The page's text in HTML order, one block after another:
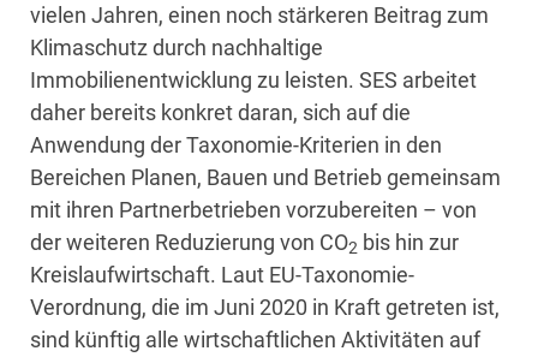
vielen Jahren, einen noch stärkeren Beitrag zum
Klimaschutz durch nachhaltige
Immobilienentwicklung zu leisten. SES arbeitet
daher bereits konkret daran, sich auf die
Anwendung der Taxonomie-Kriterien in den
Bereichen Planen, Bauen und Betrieb gemeinsam
mit ihren Partnerbetrieben vorzubereiten – von
der weiteren Reduzierung von CO2 bis hin zur
Kreislaufwirtschaft. Laut EU-Taxonomie-
Verordnung, die im Juni 2020 in Kraft getreten ist,
sind künftig alle wirtschaftlichen Aktivitäten auf